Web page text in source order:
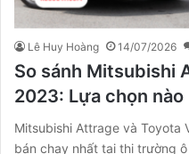
Lê Huy Hoàng 14/07/2026
So sánh Mitsubishi
2023: Lựa chọn
Mitsubishi Attrage và Toyota
bán chạy nhất tại thị trường